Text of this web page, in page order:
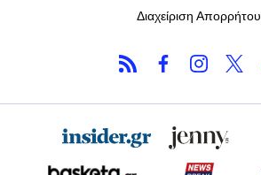
Διαχείριση Απορρήτου